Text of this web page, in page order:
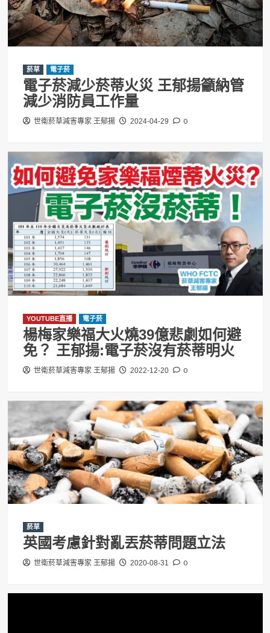
菸草 電子菸
電子菸減少菸蒂火災 王郁揚籲納管
減少消防員工作量
世衛菸草減害專家 王郁揚 2024-04-29 0
YOUTUBE直播 電子菸
楊梅家樂福大火燒39億悲劇如何避
免？ 王郁揚:電子菸沒有菸蒂明火
世衛菸草減害專家 王郁揚 2022-12-20 0
菸草
英國考慮針對亂丟菸蒂問題立法
世衛菸草減害專家 王郁揚 2020-08-31 0